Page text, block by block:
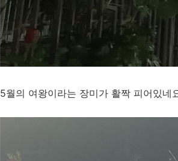
5월의 여왕이라는 장미가 활짝 피어있네